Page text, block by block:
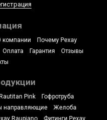
компании
Почему Рехау
Оплата Гарантия
Отзывы
Rautitan Pink
Гофротруба
направляющие
Желоба
Raupiano Фитинги Рехау